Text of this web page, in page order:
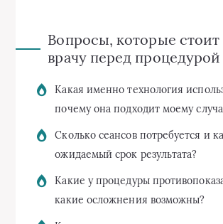
Вопросы, которые стоит
врачу перед процедурой
Какая именно технология
почему она подходит моему
Сколько сеансов потребуется и
ожидаемый срок результата?
Какие у процедуры
какие осложнения возможны?